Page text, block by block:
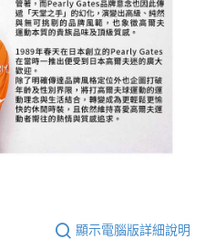
顯示電腦版詳細說明